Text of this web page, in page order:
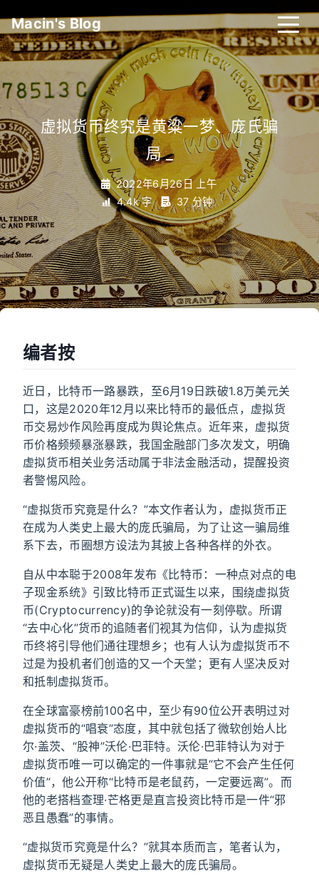
Macin's Blog
虚拟货币终究是黄粱一梦、庞氏骗
局_
2022年6月26日 上午
4.4k 字
37 分钟
编者按
近日，比特币一路暴跌，至6月19日跌破1.8万美元关
口，这是2020年12月以来比特币的最低点，虚拟货
币交易炒作风险再度成为舆论焦点。近年来，虚拟货
币价格频频暴涨暴跌，我国金融部门多次发文，明确
虚拟货币相关业务活动属于非法金融活动，提醒投资
者警惕风险。
“虚拟货币究竟是什么？”本文作者认为，虚拟货币正
在成为人类史上最大的庞氏骗局，为了让这一骗局维
系下去，币圈想方设法为其披上各种各样的外衣。
自从中本聪于2008年发布《比特币：一种点对点的电
子现金系统》引致比特币正式诞生以来，围绕虚拟货
币(Cryptocurrency)的争论就没有一刻停歇。所谓
“去中心化”货币的追随者们视其为信仰，认为虚拟货
币终将引导他们通往理想乡；也有人认为虚拟货币不
过是为投机者们创造的又一个天堂；更有人坚决反对
和抵制虚拟货币。
在全球富豪榜前100名中，至少有90位公开表明过对
虚拟货币的“唱衰”态度，其中就包括了微软创始人比
尔·盖茨、“股神”沃伦·巴菲特。沃伦·巴菲特认为对于
虚拟货币唯一可以确定的一件事就是“它不会产生任何
价值”，他公开称“比特币是老鼠药，一定要远离”。而
他的老搭档查理·芒格更是直言投资比特币是一件“邪
恶且愚蠢”的事情。
“虚拟货币究竟是什么？”就其本质而言，笔者认为，
虚拟货币无疑是人类史上最大的庞氏骗局。